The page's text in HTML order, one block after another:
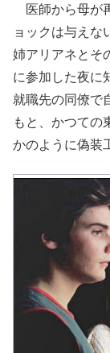
医師から母が
ョックは与えな
姉アリアネとそ
に参加した夜に
就職先の同僚で
もと、かつての
かのように偽装